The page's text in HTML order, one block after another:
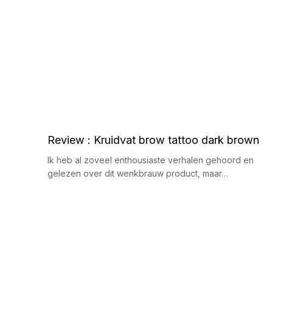
Review : Kruidvat brow tattoo dark brown
Ik heb al zoveel enthousiaste verhalen gehoord en
gelezen over dit wenkbrauw product, maar…